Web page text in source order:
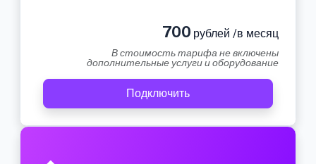
700 рублей /в месяц
В стоимость тарифа не включены
дополнительные услуги и оборудование
Подключить